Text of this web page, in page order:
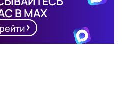
В MAX